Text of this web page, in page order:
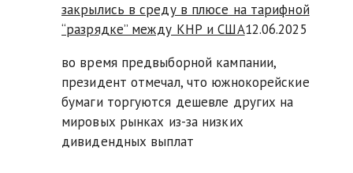
закрылись в среду в плюсе на тарифной
“разрядке” между КНР и США12.06.2025
во время предвыборной кампании,
президент отмечал, что южнокорейские
бумаги торгуются дешевле других на
мировых рынках из-за низких
дивидендных выплат